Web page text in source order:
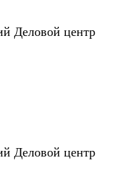
Деловой центр
Деловой центр